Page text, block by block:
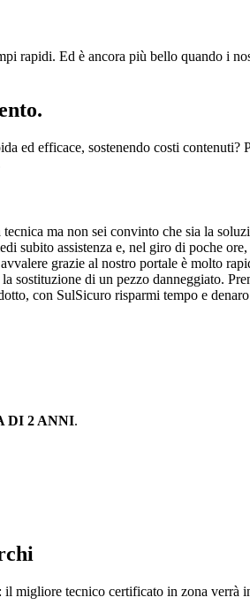
rapidi. Ed è ancora più bello quando i
ed efficace, sostenendo costi contenuti?
ma non sei convinto che sia la
subito assistenza e, nel giro di poche
grazie al nostro portale è molto
sostituzione di un pezzo danneggiato.
con SulSicuro risparmi tempo e
DI 2 ANNI.
migliore tecnico certificato in zona verrà